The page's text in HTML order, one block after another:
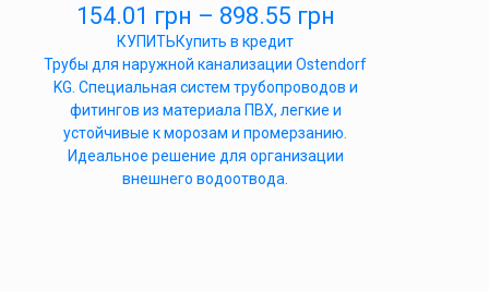
154.01 грн – 898.55 грн
КУПИТЬКупить в кредит
Трубы для наружной канализации Ostendorf
KG. Специальная систем трубопроводов и
фитингов из материала ПВХ, легкие и
устойчивые к морозам и промерзанию.
Идеальное решение для организации
внешнего водоотвода.